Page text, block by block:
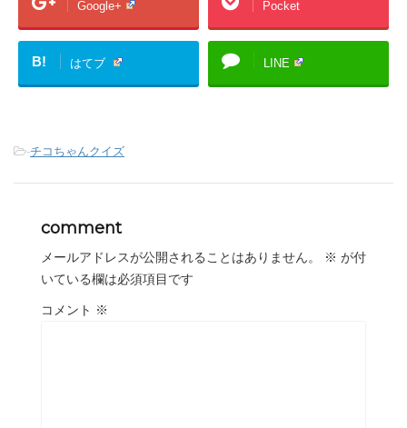
Google+ Pocket
B! はてブ LINE
-チコちゃんクイズ
comment
メールアドレスが公開されることはありません。 ※ が付
いている欄は必須項目です
コメント ※